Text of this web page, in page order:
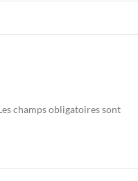
champs obligatoires sont